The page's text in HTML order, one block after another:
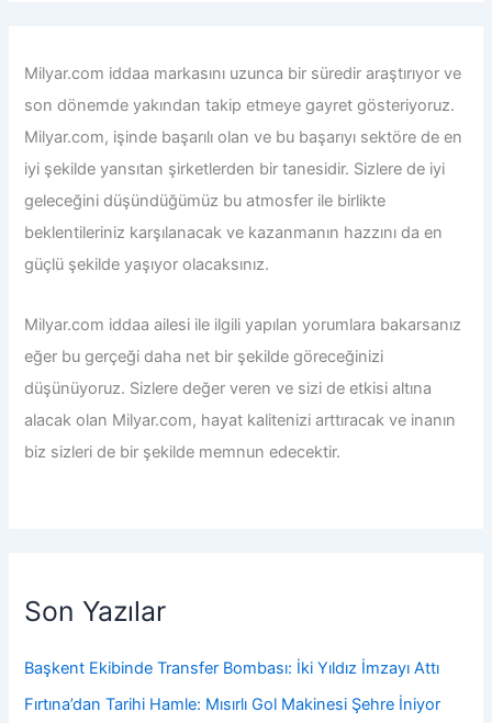
Milyar.com iddaa markasını uzunca bir süredir araştırıyor ve
son dönemde yakından takip etmeye gayret gösteriyoruz.
Milyar.com, işinde başarılı olan ve bu başarıyı sektöre de en
iyi şekilde yansıtan şirketlerden bir tanesidir. Sizlere de iyi
geleceğini düşündüğümüz bu atmosfer ile birlikte
beklentileriniz karşılanacak ve kazanmanın hazzını da en
güçlü şekilde yaşıyor olacaksınız.
Milyar.com iddaaailesi ile ilgili yapılan yorumlara bakarsanız
eğer bu gerçeği daha net bir şekilde göreceğinizi
düşünüyoruz. Sizlere değer veren ve sizi de etkisi altına
alacak olan Milyar.com, hayat kalitenizi arttıracak ve inanın
biz sizleri de bir şekilde memnun edecektir.
Son Yazılar
Başkent Ekibinde Transfer Bombası: İki Yıldız İmzayı Attı
Fırtına’dan Tarihi Hamle: Mısırlı Gol Makinesi Şehre İniyor